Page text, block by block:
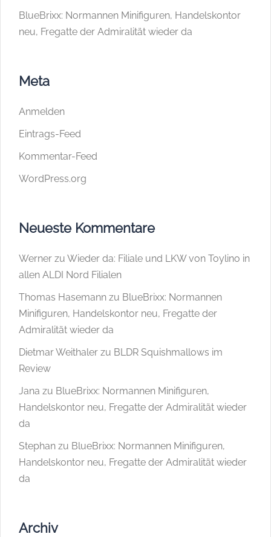
BlueBrixx: Normannen Minifiguren, Handelskontor
neu, Fregatte der Admiralität wieder da
Meta
Anmelden
Eintrags-Feed
Kommentar-Feed
WordPress.org
Neueste Kommentare
Werner zu Wieder da: Filiale und LKW von Toylino in
allen ALDI Nord Filialen
Thomas Hasemann zu BlueBrixx: Normannen
Minifiguren, Handelskontor neu, Fregatte der
Admiralität wieder da
Dietmar Weithaler zu BLDR Squishmallows im
Review
Jana zu BlueBrixx: Normannen Minifiguren,
Handelskontor neu, Fregatte der Admiralität wieder
da
Stephan zu BlueBrixx: Normannen Minifiguren,
Handelskontor neu, Fregatte der Admiralität wieder
da
Archiv